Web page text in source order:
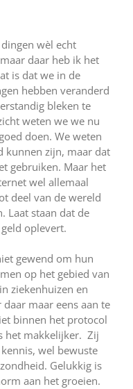
wèl echt
daar heb ik het
is dat we in de
hebben veranderd
bleken te
weten we we nu
doen. We weten
kunnen zijn, maar dat
gebruiken. Maar het
wel allemaal
deel van de wereld
Laat staan dat de
oplevert.
gewend om hun
op het gebied van
ziekenhuizen en
maar eens aan te
binnen het protocol
het makkelijker. Zij
wel bewuste
Gelukkig is
aan het groeien.